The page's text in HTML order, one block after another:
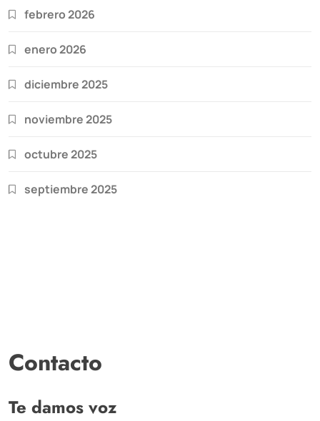
febrero 2026
enero 2026
diciembre 2025
noviembre 2025
octubre 2025
septiembre 2025
Contacto
Te damos voz